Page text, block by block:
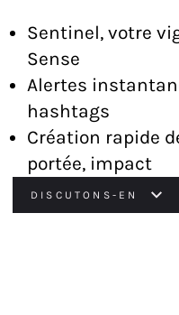
Sentinel, votre
Sense
Alertes
hashtags
Création rapide
portée, impact
DISCUTONS-EN